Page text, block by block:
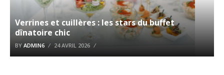
Verrines et cuillères : les stars du buffet
dînatoire chic
BY ADMIN6 24 AVRIL 2026